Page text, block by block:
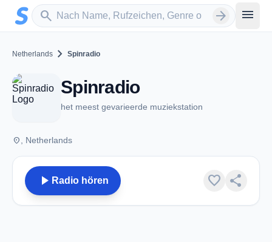
Zum Hauptinhalt springen
search
Sender suchen arrow_forward menu
Netherlands chevron_right Spinradio
Spinradio
het meest gevarieerde muziekstation
place , Netherlands
play_arrow Radio hören favorite share